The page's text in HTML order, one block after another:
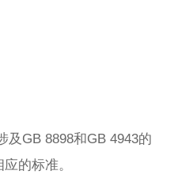
GB 8898和GB 4943的
的标准。